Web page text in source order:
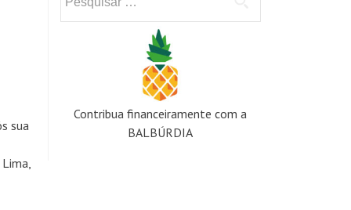
sua
por:
Contribua financeiramente com a
BALBÚRDIA